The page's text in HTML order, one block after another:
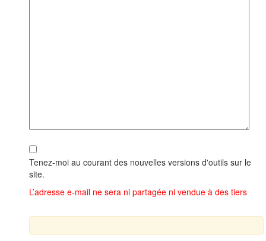
Tenez-moi au courant des nouvelles versions d'outils sur le
site.
L’adresse e-mail ne sera ni partagée ni vendue à des tiers